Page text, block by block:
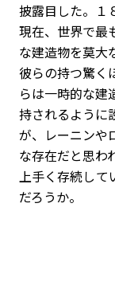
披露目した。１
現在、世界で最
な建造物を莫大
彼らの持つ驚く
らは一時的な建
持されるように
が、レーニンや
な存在だと思わ
上手く存続して
だろうか。